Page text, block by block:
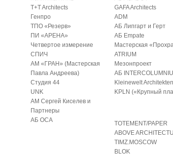
T+T Architects
Генпро
ТПО «Резерв»
ПИ «АРЕНА»
Четвертое измерение
СПИЧ
АМ «ГРАН» (Мастерская
Павла Андреева)
Студия 44
UNK
АМ Сергей Киселев и
Партнеры
АБ ОСА
GAFA Architects
ADM
АБ Липгарт и Герт
АБ Empate
Мастерская
ATRIUM
Мезонпроект
АБ
Kleinewelt
KPLN («Крупный
TOTEMENT/PAPER
ABOVE
TIMZ.MOSCOW
BLOK